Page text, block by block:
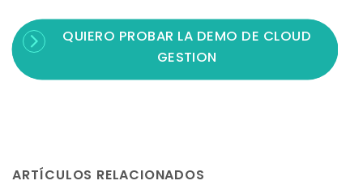
QUIERO PROBAR LA DEMO DE CLOUD
GESTION
ARTÍCULOS RELACIONADOS